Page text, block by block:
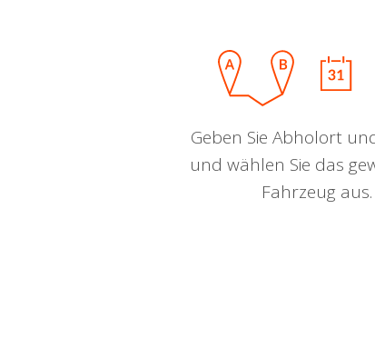
Geben Sie Abholort
und wählen Sie das
Fahrzeug aus.